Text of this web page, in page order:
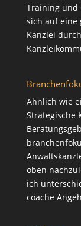
Trainingund
sich auf
Kanzlei
Ähnlich wie
Strategische
oben
ich
coache